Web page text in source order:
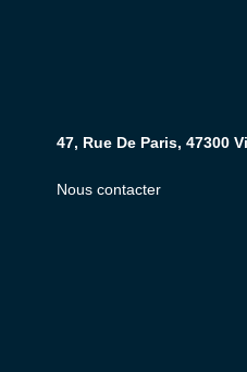
47, Rue De Paris, 47300
Nous contacter